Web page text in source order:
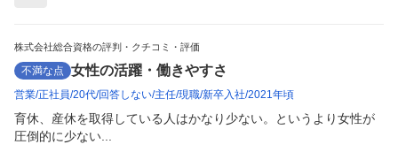
株式会社総合資格の評判・クチコミ・評価
不満な点 女性の活躍・働きやすさ
営業 正社員 20代 回答しない 主任 現職 新卒入社 2021年頃
育休、産休を取得している人はかなり少ない。というより女性が
圧倒的に少ない...